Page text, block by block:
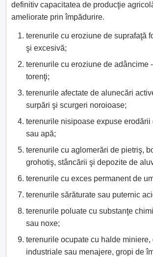
definitiv capacitatea de producţie
ameliorate prin împădurire.
terenurile cu eroziune de suprafaţă
şi excesivă;
terenurile cu eroziune de adâncime
torenţi;
terenurile afectate de alunecări
surpări şi scurgeri noroioase;
terenurile nisipoase expuse erodării
sau apă;
terenurile cu aglomerări de pietriş,
grohotiş, stâncării şi depozite de
terenurile cu exces permanent de
terenurile sărăturate sau puternic
terenurile poluate cu substanţe
sau noxe;
terenurile ocupate cu halde miniere,
industriale sau menajere, gropi de